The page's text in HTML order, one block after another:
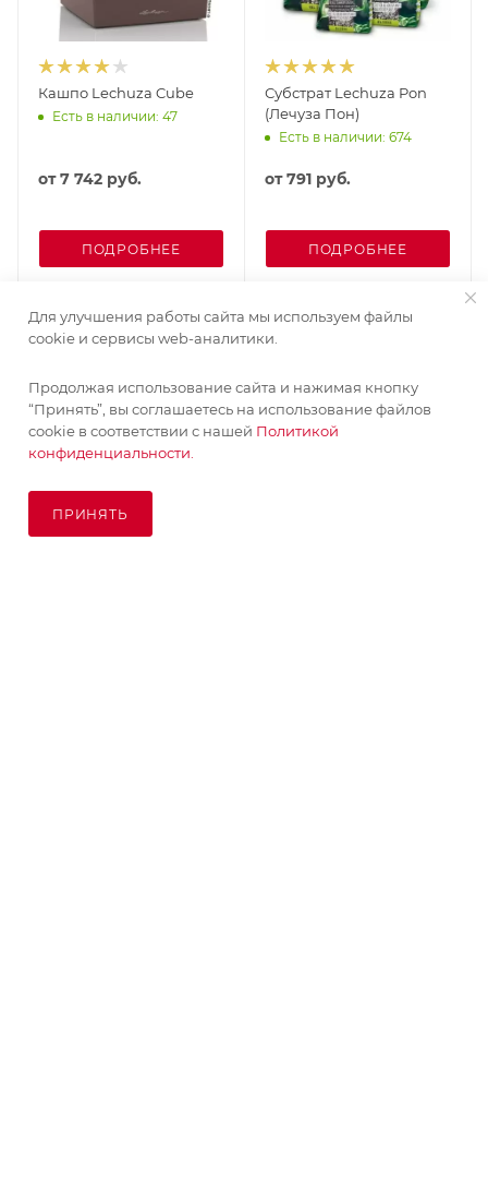
Кашпо Lechuza Cube
Есть в наличии: 47
от7 742 руб.
ПОДРОБНЕЕ
Субстрат Lechuza Pon
(Лечуза Пон)
Есть в наличии: 674
от791 руб.
ПОДРОБНЕЕ
Для улучшения работы сайта мы используем файлы
cookie и сервисы web-аналитики.
Продолжая использование сайта и нажимая кнопку
“Принять”, вы соглашаетесь на использование файлов
cookie в соответствии с нашей Политикой
конфиденциальности.
ПРИНЯТЬ